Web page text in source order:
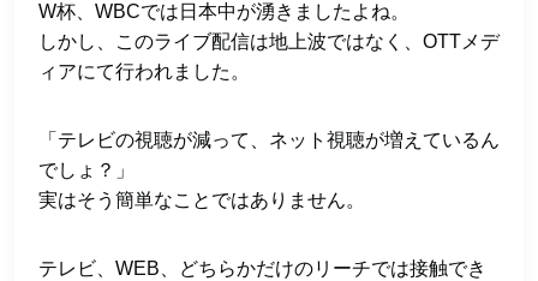
W杯、WBCでは日本中が湧きましたよね。
しかし、このライブ配信は地上波ではなく、OTTメデ
ィアにて行われました。
「テレビの視聴が減って、ネット視聴が増えているん
でしょ？」
実はそう簡単なことではありません。
テレビ、WEB、どちらかだけのリーチでは接触でき